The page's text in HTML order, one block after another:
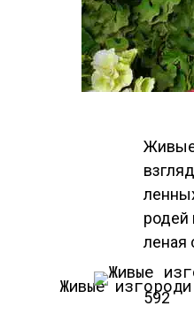
Живые
родей
леная
592